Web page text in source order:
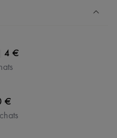
4 €
€